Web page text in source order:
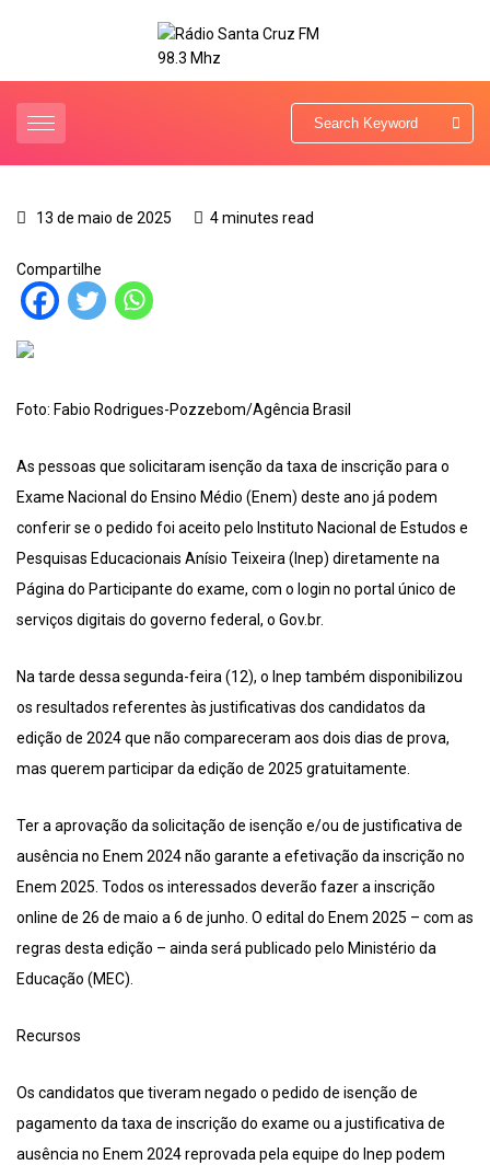
13 de maio de 2025 4 minutes read
Compartilhe
Foto: Fabio Rodrigues-Pozzebom/Agência Brasil
As pessoas que solicitaram isenção da taxa de inscrição para o
Exame Nacional do Ensino Médio (Enem) deste ano já podem
conferir se o pedido foi aceito pelo Instituto Nacional de Estudos e
Pesquisas Educacionais Anísio Teixeira (Inep) diretamente na
Página do Participante do exame, com o login no portal único de
serviços digitais do governo federal, o Gov.br.
Na tarde dessa segunda-feira (12), o Inep também disponibilizou
os resultados referentes às justificativas dos candidatos da
edição de 2024 que não compareceram aos dois dias de prova,
mas querem participar da edição de 2025 gratuitamente.
Ter a aprovação da solicitação de isenção e/ou de justificativa de
ausência no Enem 2024 não garante a efetivação da inscrição no
Enem 2025. Todos os interessados deverão fazer a inscrição
online de 26 de maio a 6 de junho. O edital do Enem 2025 – com as
regras desta edição – ainda será publicado pelo Ministério da
Educação (MEC).
Recursos
Os candidatos que tiveram negado o pedido de isenção de
pagamento da taxa de inscrição do exame ou a justificativa de
ausência no Enem 2024 reprovada pela equipe do Inep podem